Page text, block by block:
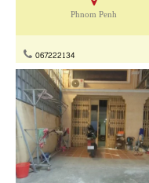
Phnom Penh
067222134